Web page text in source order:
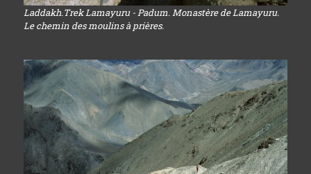
Laddakh.Trek Lamayuru - Padum. Monastère de Lamayuru.
Le chemin des moulins à prières.